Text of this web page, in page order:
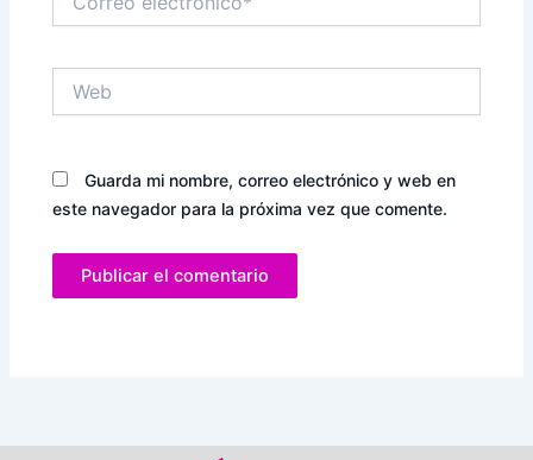
electrónico*
Guarda mi nombre, correo electrónico y web en
este navegador para la próxima vez que comente.